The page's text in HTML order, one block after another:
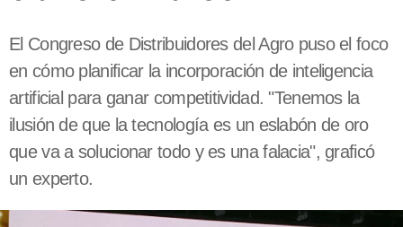
El Congreso de Distribuidores del Agro puso el foco
en cómo planificar la incorporación de inteligencia
artificial para ganar competitividad. "Tenemos la
ilusión de que la tecnología es un eslabón de oro
que va a solucionar todo y es una falacia", graficó
un experto.